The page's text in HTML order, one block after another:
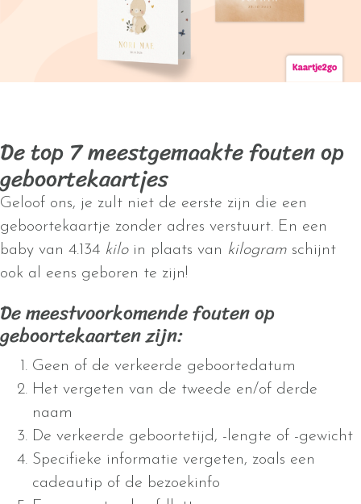
De top 7 meestgemaakte fouten op
geboortekaartjes
Geloof ons, je zult niet de eerste zijn die een
geboortekaartje zonder adres verstuurt. En een
baby van 4.134 kiloin plaats van kilogram schijnt
ook al eens geboren te zijn!
De meestvoorkomende fouten op
geboortekaarten zijn:
Geen of de verkeerde geboortedatum
Het vergeten van de tweede en/of derde
naam
De verkeerde geboortetijd, -lengte of -gewicht
Specifieke informatie vergeten, zoals een
cadeautip of de bezoekinfo